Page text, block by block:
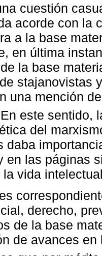
cuestión
acorde con la
a la base
en última
la base
stajanovistas
una mención
En este sentido,
del
daba
en las páginas
vida
derecho,
de la base
de avances